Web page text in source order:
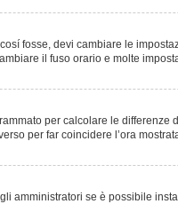
fosse, devi cambiare le
il fuso orario e molte
per calcolare le differenze
per far coincidere l’ora
amministratori se è possibile